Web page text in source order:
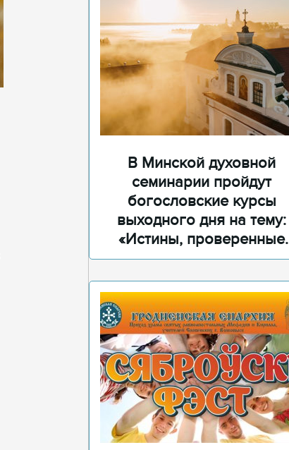
В Минской духовной
семинарии пройдут
богословские курсы
выходного дня на тему:
«Истины, проверенные
временем»